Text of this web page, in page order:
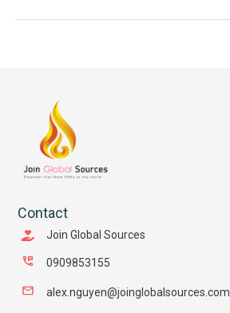
Contact
Join Global Sources
0909853155
alex.nguyen@joinglobalsources.com